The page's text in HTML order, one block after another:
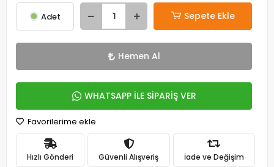
Adet Sepete Ekle
Hemen Al
WHATSAPP İLE SİPARİŞ VER
Favorilerime ekle
Hızlı Gönderi Güvenli Alışveriş İade ve Değişim